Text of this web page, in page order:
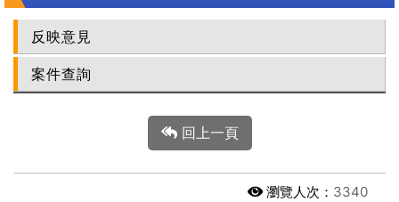
反映意見
案件查詢
回上一頁
瀏覽人次： 3340